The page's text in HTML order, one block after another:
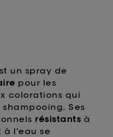
un spray de
pour les
colorations qui
shampooing. Ses
résistants à
à l'eau se